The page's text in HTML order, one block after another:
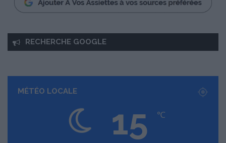
RECHERCHE GOOGLE
MÉTÉO LOCALE
15 ℃